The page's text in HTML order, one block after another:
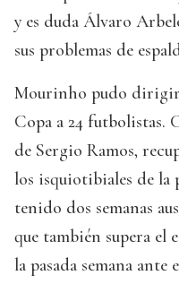
y es duda Álvaro
sus problemas de
Mourinho pudo dirigir
Copa a 24 futbolistas.
de Sergio Ramos,
los isquiotibiales de la
tenido dos semanas
que también supera el
la pasada semana ante